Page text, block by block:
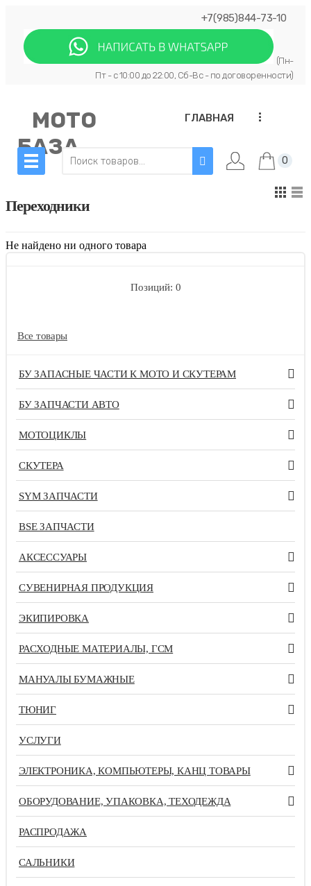
+7(985)844-73-10
(Пн-
Пт - с 10:00 до 22:00, Сб-Вс - по договоренности)
МОТО
БАЗА
ГЛАВНАЯ ...
0
Переходники
Не найдено ни одного товара
Позиций: 0
Все товары
БУ ЗАПАСНЫЕ ЧАСТИ К МОТО И СКУТЕРАМ
БУ ЗАПЧАСТИ АВТО
МОТОЦИКЛЫ
СКУТЕРА
SYM ЗАПЧАСТИ
BSE ЗАПЧАСТИ
АКСЕССУАРЫ
СУВЕНИРНАЯ ПРОДУКЦИЯ
ЭКИПИРОВКА
РАСХОДНЫЕ МАТЕРИАЛЫ, ГСМ
МАНУАЛЫ БУМАЖНЫЕ
ТЮНИГ
УСЛУГИ
ЭЛЕКТРОНИКА, КОМПЬЮТЕРЫ, КАНЦ ТОВАРЫ
ОБОРУДОВАНИЕ, УПАКОВКА, ТЕХОДЕЖДА
РАСПРОДАЖА
САЛЬНИКИ